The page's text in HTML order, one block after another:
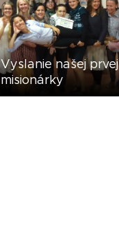
Vyslanie našej prvej
misionárky